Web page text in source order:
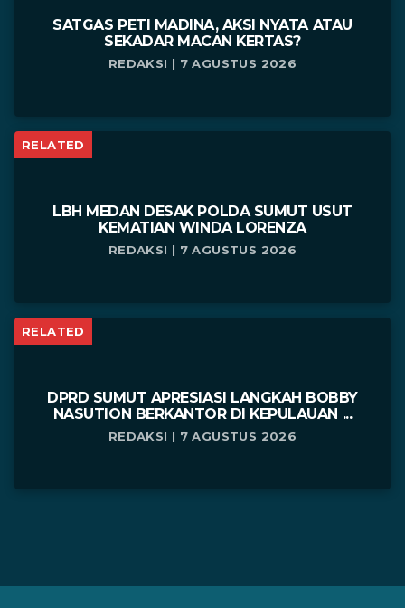
SATGAS PETI MADINA, AKSI NYATA ATAU
SEKADAR MACAN KERTAS?
REDAKSI | 7 AGUSTUS 2026
RELATED
LBH MEDAN DESAK POLDA SUMUT USUT
KEMATIAN WINDA LORENZA
REDAKSI | 7 AGUSTUS 2026
RELATED
DPRD SUMUT APRESIASI LANGKAH BOBBY
NASUTION BERKANTOR DI KEPULAUAN ...
REDAKSI | 7 AGUSTUS 2026